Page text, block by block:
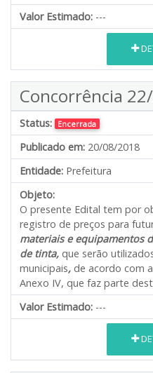
Valor Estimado: ---
Concorrência
Status: Encerrada
Publicado em: 20/08/2018
Entidade: Prefeitura
Objeto:
O presente Edital tem por
registro de preços para
materiais e equipamentos
de tinta, que serão
municipais, de acordo com
Anexo IV, que faz parte
Valor Estimado: ---